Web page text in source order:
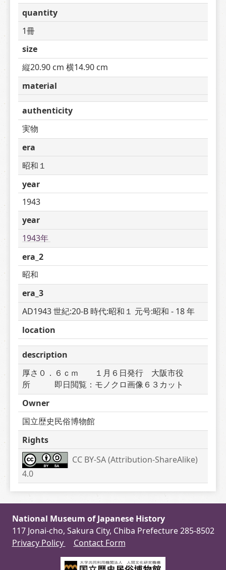
quantity
1冊
size
縦20.90 cm 横14.90 cm
material
authenticity
実物
era
昭和１
year
1943
year
1943年
era_2
昭和
era_3
AD1943 世紀:20-B 時代:昭和１ 元号:昭和 - 18 年
location
description
厚さ０．６ｃｍ　　１月６日発行　大阪市役
所　　　即日閲覧：モノクロ画像６３カット
Owner
国立歴史民俗博物館
Rights
CC BY-SA (Attribution-ShareAlike)
4.0
National Museum of Japanese History
117 Jonai-cho, Sakura City, Chiba Prefecture 285-8502
Privacy Policy
Contact Form